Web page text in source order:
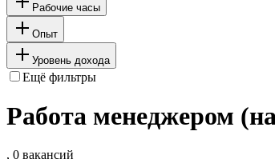
Рабочие часы
Опыт
Уровень дохода
Ещё фильтры
Работа менеджером
, 0 вакансий